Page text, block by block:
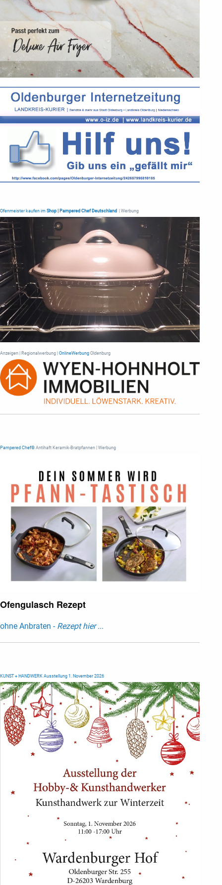
Ofenmeister kaufen im Shop | Pampered Chef Deutschland | Werbung
Anzeigen | Regionalwerbung | OnlineWerbung Oldenburg
Pampered Chef® Antihaft Keramik-Bratpfannen | Werbung
Ofengulasch Rezept
ohne Anbraten - Rezept hier ...
KUNST + HANDWERK Ausstellung 1. November 2026